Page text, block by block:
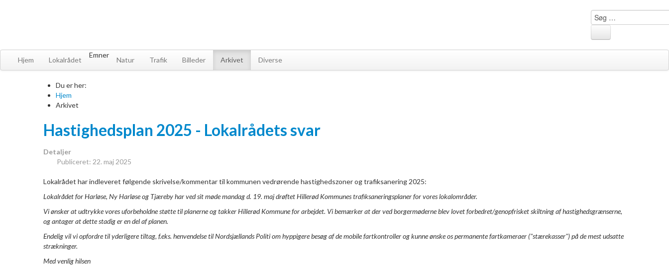
Søg
…
Hjem Lokalrådet
Emner
Natur Trafik Billeder Arkivet Diverse
Du er her:
Hjem
Arkivet
Hastighedsplan 2025 - Lokalrådets svar
Detaljer
Publiceret: 22. maj 2025
Lokalrådet har indleveret følgende skrivelse/kommentar til kommunen vedrørende hastighedszoner og trafiksanering 2025:
Lokalrådet for Harløse, Ny Harløse og Tjæreby har ved sit møde mandag d. 19. maj drøftet Hillerød Kommunes trafiksaneringsplaner for vores lokalområder.
Vi ønsker at udtrykke vores uforbeholdne støtte til planerne og takker Hillerød Kommune for arbejdet. Vi bemærker at der ved borgermøderne blev lovet forbedret/genopfrisket skiltning af hastighedsgrænserne,
og antager at dette stadig er en del af planen.
Endelig vil vi opfordre til yderligere tiltag, f.eks. henvendelse til Nordsjællands Politi om hyppigere besøg af de mobile fartkontroller og kunne ønske os permanente fartkameraer ("stærekasser") på de mest udsatte
strækninger.
Med venlig hilsen